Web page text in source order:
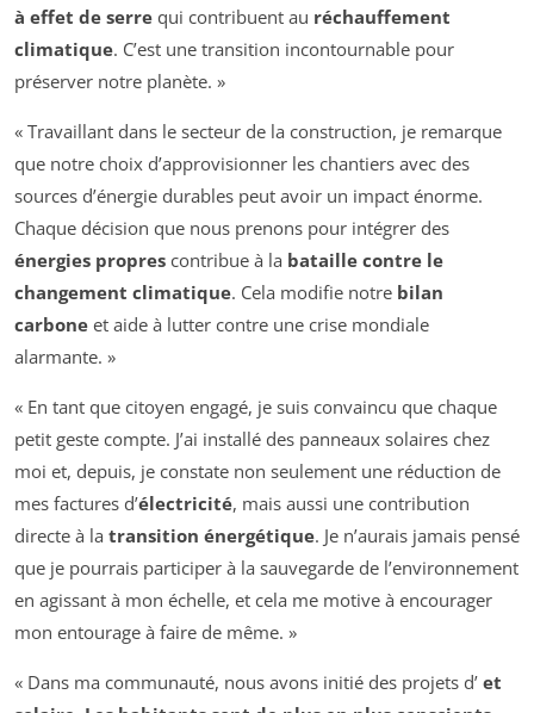
à effet de serre qui contribuent au réchauffement
climatique. C’est une transition incontournable pour
préserver notre planète. »
« Travaillant dans le secteur de la construction, je remarque
que notre choix d’approvisionner les chantiers avec des
sources d’énergie durables peut avoir un impact énorme.
Chaque décision que nous prenons pour intégrer des
énergies propres contribue à la bataille contre le
changement climatique. Cela modifie notre bilan
carbone et aide à lutter contre une crise mondiale
alarmante. »
« En tant que citoyen engagé, je suis convaincu que chaque
petit geste compte. J’ai installé des panneaux solaires chez
moi et, depuis, je constate non seulement une réduction de
mes factures d’électricité, mais aussi une contribution
directe à la transition énergétique. Je n’aurais jamais pensé
que je pourrais participer à la sauvegarde de l’environnement
en agissant à mon échelle, et cela me motive à encourager
mon entourage à faire de même. »
« Dans ma communauté, nous avons initié des projets d’ et